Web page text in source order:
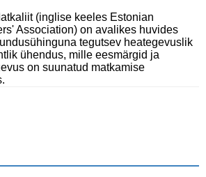
(inglise keeles Estonian
Association) on avalikes huvides
tegutsev heategevuslik
ühendus, mille eesmärgid ja
on suunatud matkamise